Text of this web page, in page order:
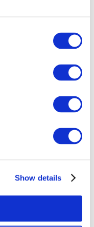
Show details
Заходи